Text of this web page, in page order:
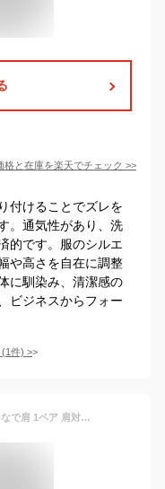
格と在庫を楽天でチェック >>
付けることでズレを
。通気性があり、洗
的です。服のシルエ
や高さを自在に調整
に馴染み、清潔感の
ビジネスからフォー
(1件) >
DENGUJD 肩パッド パワーシ 狭い肩 なで肩 1ペア 肩対策肩パットフォーマルスーツ ズレ落ち防止 自己粘着 卒業式 男女兼用 スキーン